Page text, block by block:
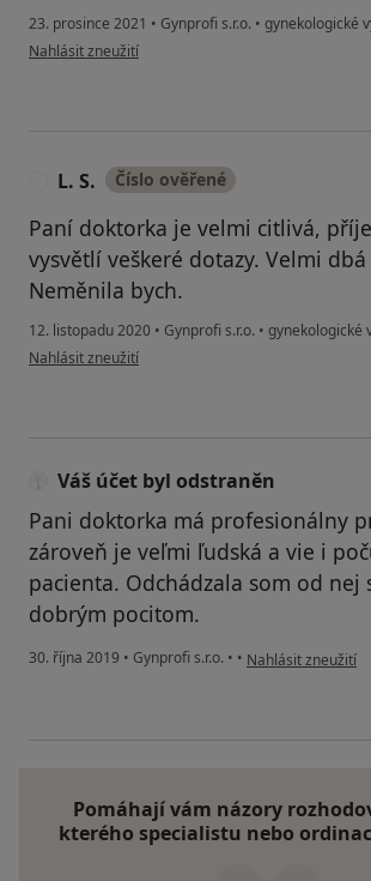
23. prosince 2021 • Gynprofi s.r.o. • gynekologické
podle názoru uživatele Ž.
Nahlásit zneužití
L. S. Číslo ověřené
Paní doktorka je velmi citlivá,
vysvětlí veškeré dotazy. Velmi
Neměnila bych.
12. listopadu 2020 • Gynprofi s.r.o. • gynekologické
podle názoru uživatele L. S.
Nahlásit zneužití
Váš účet byl odstraněn
Pani doktorka má profesionálny
zároveň je veľmi ľudská a vie i
pacienta. Odchádzala som od nej
dobrým pocitom.
30. října 2019 • Gynprofi s.r.o. • • podle názoru
Nahlásit zneužití
Pomáhají vám názory
kterého specialistu nebo